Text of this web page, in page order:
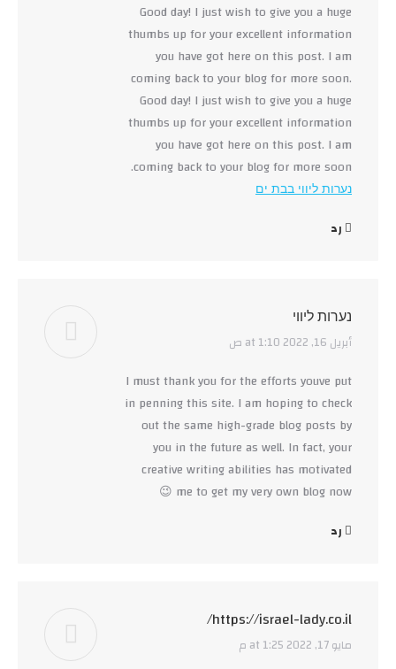
Good day! I just wish to give you a huge
thumbs up for your excellent information
you have got here on this post. I am
coming back to your blog for more soon.
Good day! I just wish to give you a huge
thumbs up for your excellent information
you have got here on this post. I am
coming back to your blog for more soon.
נערות ליווי בבת ים
رد
נערות ליווי
says:
أبريل 16, 2022 at 1:10 ص
I must thank you for the efforts youve put
in penning this site. I am hoping to check
out the same high-grade blog posts by
you in the future as well. In fact, your
creative writing abilities has motivated
me to get my very own blog now 😉
رد
https://israel-lady.co.il/
says:
مايو 17, 2022 at 1:25 م